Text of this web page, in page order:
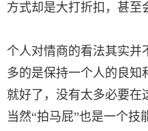
方式却是大打折扣，甚至
个人对情商的看法其实并
多的是保持一个人的良知
就好了，没有太多必要在
当然“拍马屁”也是一个技